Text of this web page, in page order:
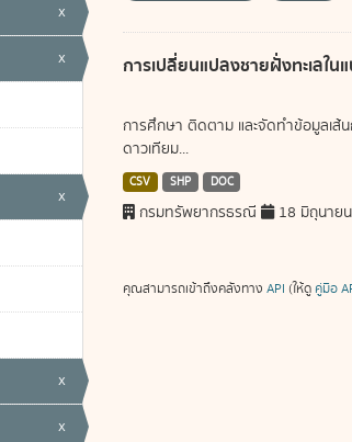
x
x
x
x
x
การเปลี่ยนแปลงชายฝั่งทะเลใน
การศึกษา ติดตาม และจัดทำข้อมูลเส้
ดาวเทียม...
CSV SHP DOC
กรมทรัพยากรธรณี 18 มิถุนาย
คุณสามารถเข้าถึงคลังทาง API (ให้ดู คู่มือ